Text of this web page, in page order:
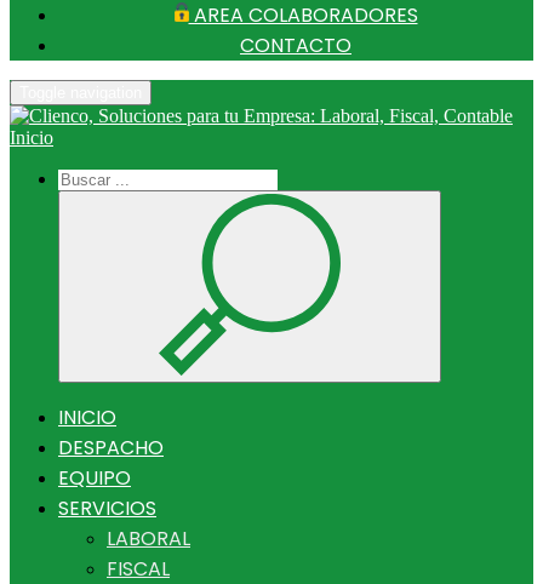
AREA COLABORADORES
CONTACTO
Inicio
INICIO
DESPACHO
EQUIPO
SERVICIOS
LABORAL
FISCAL